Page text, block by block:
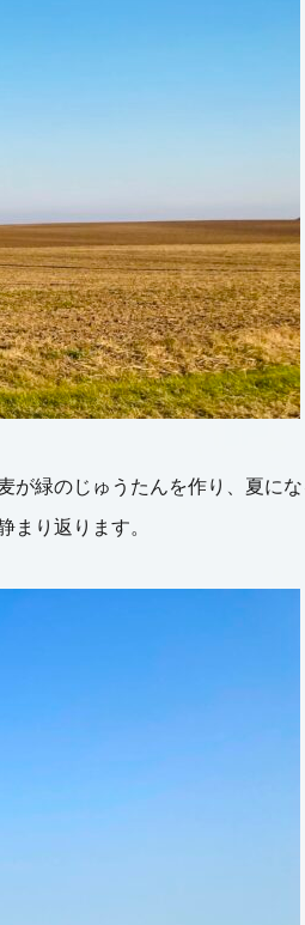
が緑のじゅうたんを作り、夏にな
り返ります。